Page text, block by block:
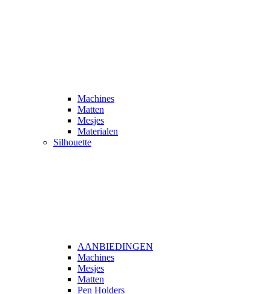
Machines
Matten
Mesjes
Materialen
Silhouette
AANBIEDINGEN
Machines
Mesjes
Matten
Pen Holders